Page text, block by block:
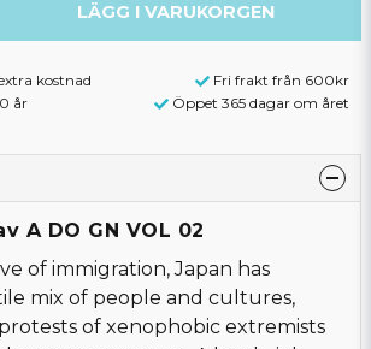
LÄGG I VARUKORGEN
kostnad
Fri frakt från 600kr
år
Öppet 365 dagar om året
A DO GN VOL 02
of immigration, Japan has
mix of people and cultures,
of xenophobic extremists